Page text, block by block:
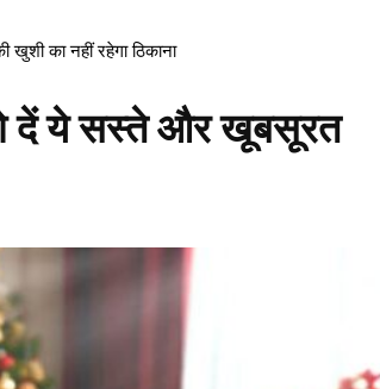
का नहीं रहेगा ठिकाना
दें ये सस्ते और खूबसूरत